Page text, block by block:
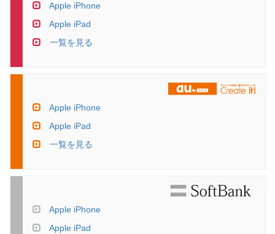
Apple iPhone
Apple iPad
一覧を見る
Apple iPhone
Apple iPad
一覧を見る
Apple iPhone
Apple iPad